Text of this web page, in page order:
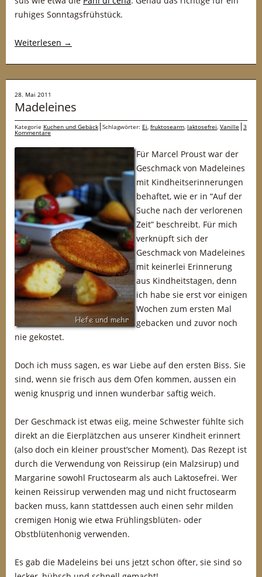
ruhiges Sonntagsfrühstück.
Weiterlesen →
28. Mai 2011
Madeleines
Kategorie Kuchen und Gebäck Schlagwörter: Ei, fruktosearm, laktosefrei, Vanille 3
Kommentare
Für Marcel Proust war der
Geschmack von Madeleines
mit Kindheitserinnerungen
behaftet, wie er in “Auf der
Suche nach der verlorenen
Zeit” beschreibt. Für mich
verknüpft sich der
Geschmack von Madeleines
mit keinerlei Erinnerung
aus Kindheitstagen, denn
ich habe sie erst vor einigen
Wochen zum ersten Mal
gebacken und zuvor noch
nie gekostet.
Doch ich muss sagen, es war Liebe auf den ersten Biss. Sie
sind, wenn sie frisch aus dem Ofen kommen, aussen ein
wenig knusprig und innen wunderbar saftig weich.
Der Geschmack ist etwas eiig, meine Schwester fühlte sich
direkt an die Eierplätzchen aus unserer Kindheit erinnert
(also doch ein kleiner proust’scher Moment). Das Rezept ist
durch die Verwendung von Reissirup (ein Malzsirup) und
Margarine sowohl Fructosearm als auch Laktosefrei. Wer
keinen Reissirup verwenden mag und nicht fructosearm
backen muss, kann stattdessen auch einen sehr milden
cremigen Honig wie etwa Frühlingsblüten- oder
Obstblütenhonig verwenden.
Es gab die Madeleins bei uns jetzt schon öfter, sie sind so